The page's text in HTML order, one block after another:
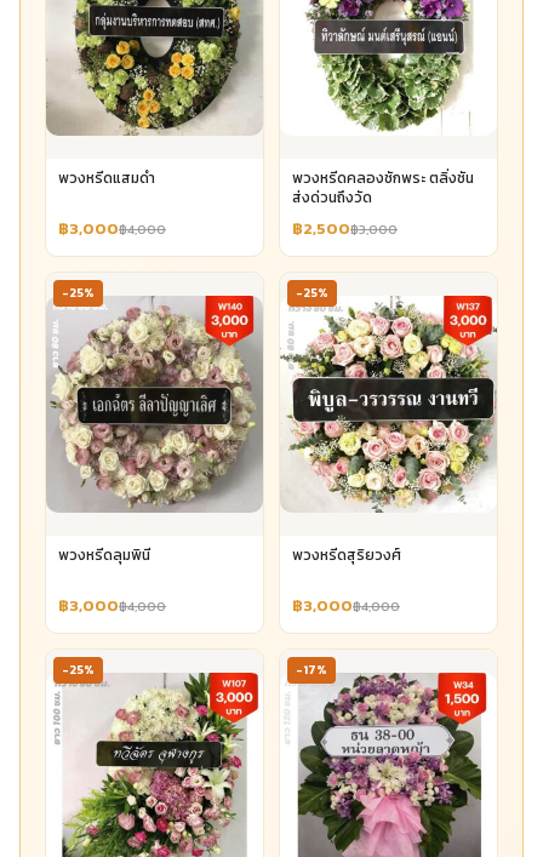
พวงหรีดแสมดำ
฿3,000฿4,000
พวงหรีดคลองชักพระ ตลิ่งชัน
ส่งด่วนถึงวัด
฿2,500฿3,000
-25%
พวงหรีดลุมพินี
฿3,000฿4,000
-25%
พวงหรีดสุริยวงศ์
฿3,000฿4,000
-25% -17%